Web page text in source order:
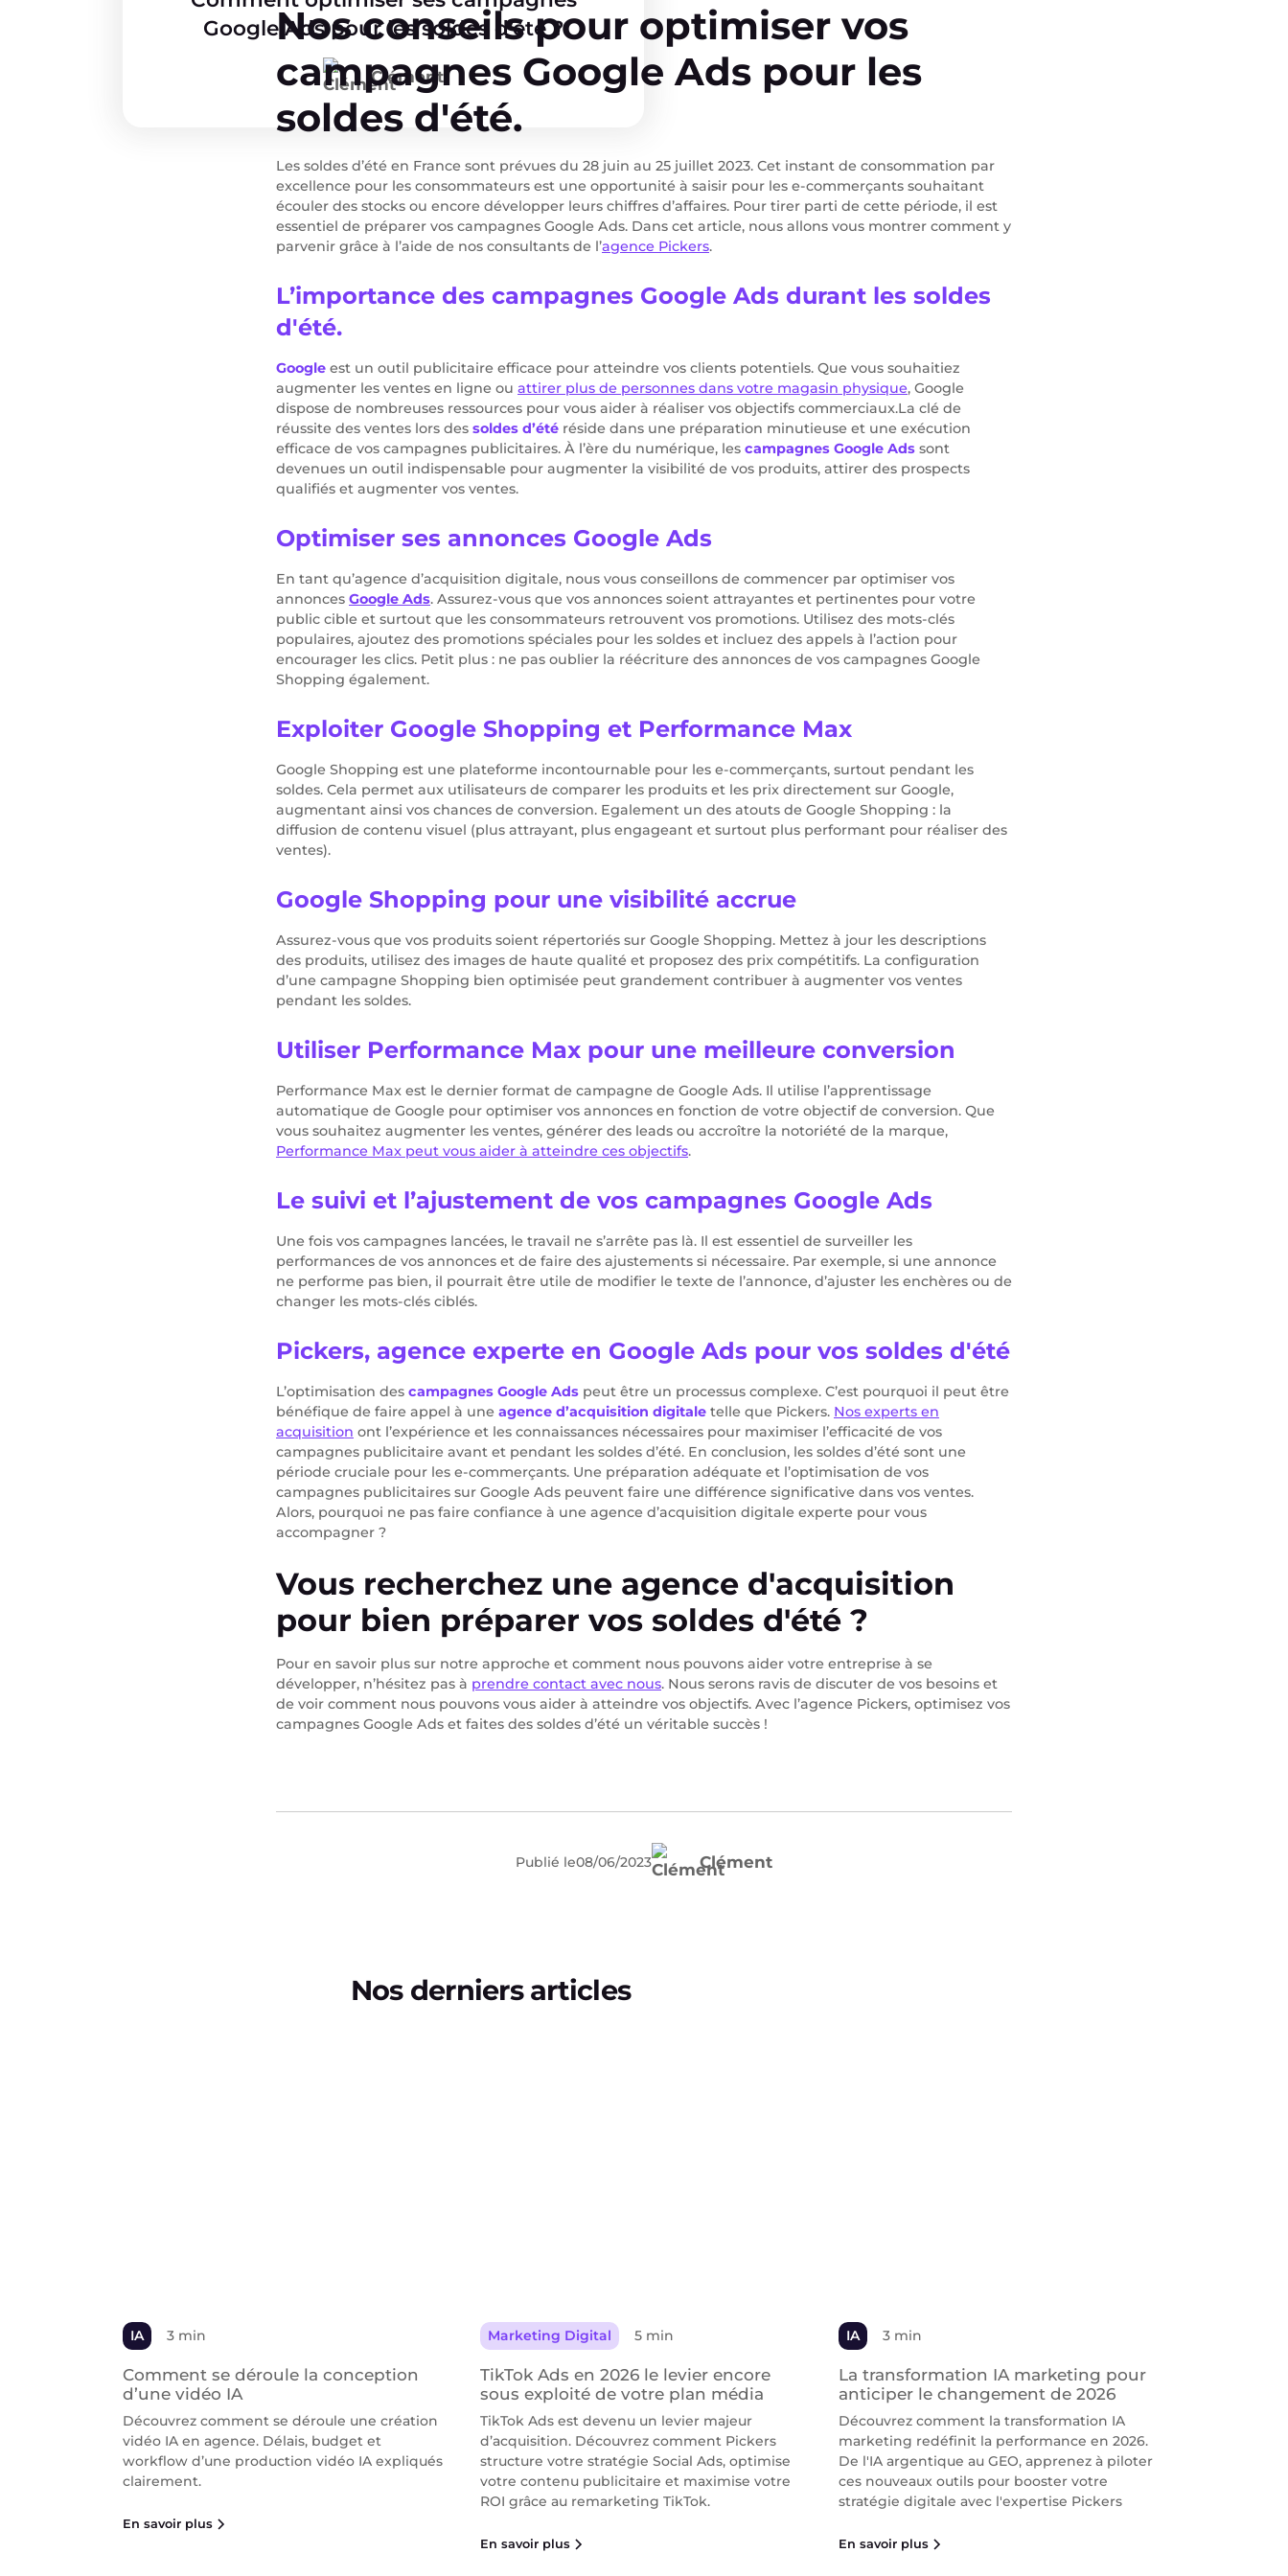
Google Ads pour les soldes d’été ?
Clément
Nos conseils pour optimiser vos
campagnes Google Ads pour les
soldes d'été.
Les soldes d’été en France sont prévues du 28 juin au 25 juillet 2023. Cet instant de consommation par
excellence pour les consommateurs est une opportunité à saisir pour les e-commerçants souhaitant
écouler des stocks ou encore développer leurs chiffres d’affaires. Pour tirer parti de cette période, il est
essentiel de préparer vos campagnes Google Ads. Dans cet article, nous allons vous montrer comment y
parvenir grâce à l’aide de nos consultants de l’agence Pickers.
L’importance des campagnes Google Ads durant les soldes
d'été.
Google est un outil publicitaire efficace pour atteindre vos clients potentiels. Que vous souhaitiez
augmenter les ventes en ligne ou attirer plus de personnes dans votre magasin physique, Google
dispose de nombreuses ressources pour vous aider à réaliser vos objectifs commerciaux.La clé de
réussite des ventes lors des soldes d’été réside dans une préparation minutieuse et une exécution
efficace de vos campagnes publicitaires. À l’ère du numérique, les campagnes Google Ads sont
devenues un outil indispensable pour augmenter la visibilité de vos produits, attirer des prospects
qualifiés et augmenter vos ventes.
Optimiser ses annonces Google Ads
En tant qu’agence d’acquisition digitale, nous vous conseillons de commencer par optimiser vos
annonces Google Ads. Assurez-vous que vos annonces soient attrayantes et pertinentes pour votre
public cible et surtout que les consommateurs retrouvent vos promotions. Utilisez des mots-clés
populaires, ajoutez des promotions spéciales pour les soldes et incluez des appels à l’action pour
encourager les clics. Petit plus : ne pas oublier la réécriture des annonces de vos campagnes Google
Shopping également.
Exploiter Google Shopping et Performance Max
Google Shopping est une plateforme incontournable pour les e-commerçants, surtout pendant les
soldes. Cela permet aux utilisateurs de comparer les produits et les prix directement sur Google,
augmentant ainsi vos chances de conversion. Egalement un des atouts de Google Shopping : la
diffusion de contenu visuel (plus attrayant, plus engageant et surtout plus performant pour réaliser des
ventes).
Google Shopping pour une visibilité accrue
Assurez-vous que vos produits soient répertoriés sur Google Shopping. Mettez à jour les descriptions
des produits, utilisez des images de haute qualité et proposez des prix compétitifs. La configuration
d’une campagne Shopping bien optimisée peut grandement contribuer à augmenter vos ventes
pendant les soldes.
Utiliser Performance Max pour une meilleure conversion
Performance Max est le dernier format de campagne de Google Ads. Il utilise l’apprentissage
automatique de Google pour optimiser vos annonces en fonction de votre objectif de conversion. Que
vous souhaitez augmenter les ventes, générer des leads ou accroître la notoriété de la marque,
Performance Max peut vous aider à atteindre ces objectifs.
Le suivi et l’ajustement de vos campagnes Google Ads
Une fois vos campagnes lancées, le travail ne s’arrête pas là. Il est essentiel de surveiller les
performances de vos annonces et de faire des ajustements si nécessaire. Par exemple, si une annonce
ne performe pas bien, il pourrait être utile de modifier le texte de l’annonce, d’ajuster les enchères ou de
changer les mots-clés ciblés.
Pickers, agence experte en Google Ads pour vos soldes d'été
L’optimisation des campagnes Google Ads peut être un processus complexe. C’est pourquoi il peut être
bénéfique de faire appel à une agence d’acquisition digitale telle que Pickers. Nos experts en
acquisition ont l’expérience et les connaissances nécessaires pour maximiser l’efficacité de vos
campagnes publicitaire avant et pendant les soldes d’été. En conclusion, les soldes d’été sont une
période cruciale pour les e-commerçants. Une préparation adéquate et l’optimisation de vos
campagnes publicitaires sur Google Ads peuvent faire une différence significative dans vos ventes.
Alors, pourquoi ne pas faire confiance à une agence d’acquisition digitale experte pour vous
accompagner ?
Vous recherchez une agence d'acquisition
pour bien préparer vos soldes d'été ?
Pour en savoir plus sur notre approche et comment nous pouvons aider votre entreprise à se
développer, n’hésitez pas à prendre contact avec nous. Nous serons ravis de discuter de vos besoins et
de voir comment nous pouvons vous aider à atteindre vos objectifs. Avec l’agence Pickers, optimisez vos
campagnes Google Ads et faites des soldes d’été un véritable succès !
Publié le08/06/2023 Clément
Nos derniers articles
IA 3 min
Comment se déroule la conception
d’une vidéo IA
Découvrez comment se déroule une création
vidéo IA en agence. Délais, budget et
workflow d’une production vidéo IA expliqués
clairement.
En savoir plus
Marketing Digital 5 min
TikTok Ads en 2026 le levier encore
sous exploité de votre plan média
TikTok Ads est devenu un levier majeur
d’acquisition. Découvrez comment Pickers
structure votre stratégie Social Ads, optimise
votre contenu publicitaire et maximise votre
ROI grâce au remarketing TikTok.
En savoir plus
IA 3 min
La transformation IA marketing pour
anticiper le changement de 2026
Découvrez comment la transformation IA
marketing redéfinit la performance en 2026.
De l'IA argentique au GEO, apprenez à piloter
ces nouveaux outils pour booster votre
stratégie digitale avec l'expertise Pickers
En savoir plus